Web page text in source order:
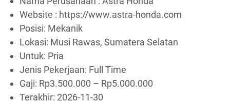
Website : https://www.astra-honda.com
Posisi: Mekanik
Lokasi: Musi Rawas, Sumatera Selatan
Untuk: Pria
Jenis Pekerjaan: Full Time
Gaji: Rp3.500.000 – Rp5.000.000
Terakhir: 2026-11-30